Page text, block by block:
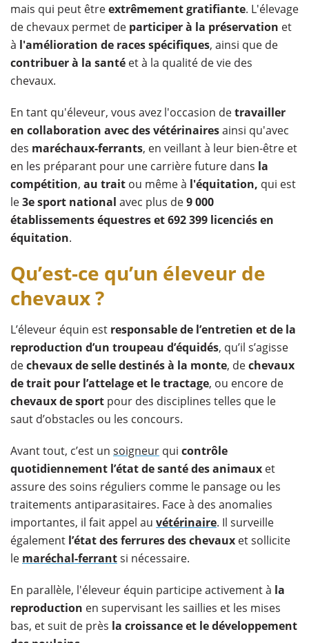
mais qui peut êtreextrêmement gratifiante. L'élevage
de chevaux permet de participer à la préservation et
à l'amélioration de races spécifiques, ainsi que de
contribuer à la santé et à la qualité de vie des
chevaux.
En tant qu'éleveur, vous avez l'occasion detravailler
en collaboration avec des vétérinairesainsi qu'avec
des maréchaux-ferrants, en veillant à leur bien-être et
en les préparant pour une carrière future dans la
compétition, au trait ou même à l'équitation, qui est
le3e sport national avec plus de9 000
établissements équestres et 692 399 licenciés en
équitation.
Qu’est-ce qu’un éleveur de
chevaux ?
L’éleveur équin est responsable de l’entretien et de la
reproduction d’un troupeau d’équidés, qu’il s’agisse
dechevaux de selle destinés à la monte, dechevaux
de trait pour l’attelage et le tractage, ou encore de
chevaux de sport pour des disciplines telles que le
saut d’obstacles ou les concours.
Avant tout, c’est un soigneur qui contrôle
quotidiennement l’état de santé des animaux et
assure des soins réguliers comme le pansage ou les
traitements antiparasitaires. Face à des anomalies
importantes, il fait appel au vétérinaire. Il surveille
également l’état des ferrures des chevaux et sollicite
le maréchal-ferrantsi nécessaire.
En parallèle, l'éleveur équin participe activement à la
reproduction en supervisant les saillies et les mises
bas, et suit de près la croissance et le développement